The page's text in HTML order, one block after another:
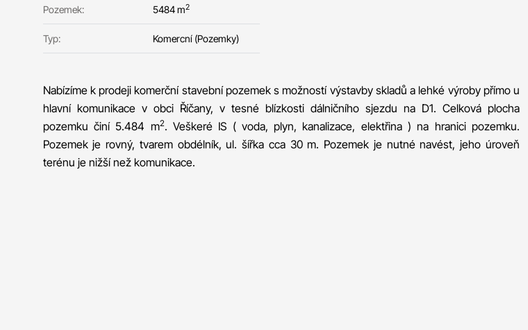
Pozemek: 5484 m2
Typ: Komercní (Pozemky)
Nabízíme k prodeji komerční stavební pozemek s možností výstavby skladů a lehké výroby přímo u
hlavní komunikace v obci Říčany, v tesné blízkosti dálničního sjezdu na D1. Celková plocha
pozemku činí 5.484 m2. Veškeré IS ( voda, plyn, kanalizace, elektřina ) na hranici pozemku.
Pozemek je rovný, tvarem obdélník, ul. šířka cca 30 m. Pozemek je nutné navést, jeho úroveň
terénu je nižší než komunikace.